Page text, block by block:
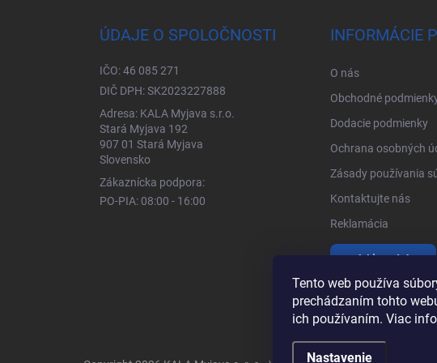
Tento web používa
prechádzaním tohto
ich používaním. Viac
Nastavenie
ÚDAJE O SPOLOČNOSTI
IČO: 46 085 271
DIČ DPH: SK2023227888
Adresa: KALA Myjava s.r.o.
Stará Myjava 192
907 01 Stará Myjava
Slovensko
Zákaznícka podpora:
PO-PIA: 08:00 - 16:00
INFORMÁCIE
O nás
Obchodné
Dodacie podmienky
Ochrana osobných
Zásady používania
Kontaktujte nás
Reklamácia
Vrátiť produkty